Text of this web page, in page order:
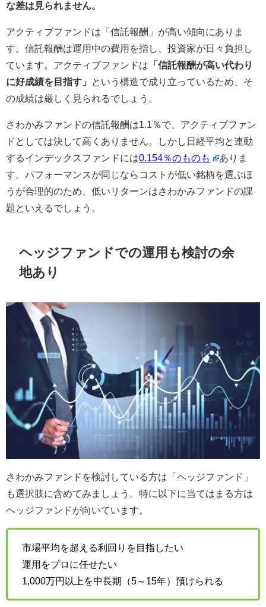
な差は見られません。
アクティブファンドは「信託報酬」が高い傾向にありま
す。信託報酬は運用中の費用を指し、投資家が日々負担し
ています。アクティブファンドは 「信託報酬が高い代わり
に好成績を目指す」
という構造で成り立っているため、そ
の成績は厳しく見られるでしょう。
さわかみファンドの信託報酬は1.1％で、アクティブファン
ドとしては決して高くありません。しかし日経平均と連動
するインデックスファンドには0.154％のものも
ありま
す。パフォーマンスが同じならコストが低い銘柄を選ぶほ
うが合理的のため、低いリターンはさわかみファンドの課
題といえるでしょう。
ヘッジファンドでの運用も検討の余
地あり
さわかみファンドを検討している方は「ヘッジファンド」
も選択肢に含めてみましょう。特に以下に当てはまる方は
ヘッジファンドが向いています。
市場平均を超える利回りを目指したい
運用をプロに任せたい
1,000万円以上を中長期（5～15年）預けられる